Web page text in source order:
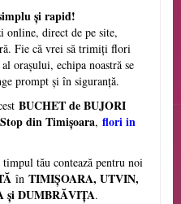
și rapid!
online, direct de pe site,
Fie că vrei să trimiți flori
orașului, echipa noastră se
prompt și în siguranță.
BUCHET de BUJORI
din Timișoara, flori in
tău contează pentru noi
în TIMIȘOARA, UTVIN,
și DUMBRĂVIŢA.